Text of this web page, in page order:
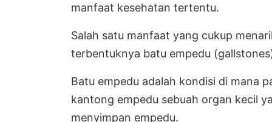
manfaat kesehatan tertentu.
Salah satu manfaat yang cukup
terbentuknya batu empedu
Batu empedu adalah kondisi di mana
kantong empedu sebuah organ kecil
menyimpan empedu.